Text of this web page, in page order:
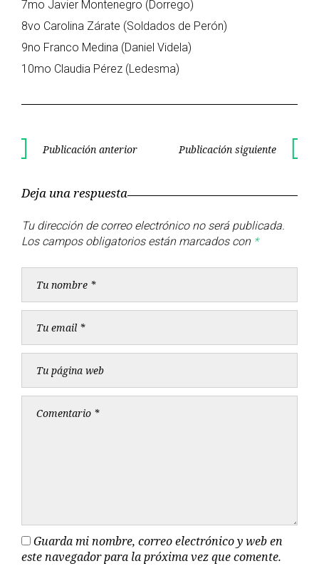
7mo Javier Montenegro (Dorrego)
8vo Carolina Zárate (Soldados de Perón)
9no Franco Medina (Daniel Videla)
10mo Claudia Pérez (Ledesma)
Navegación
entradas
Publicación anterior Publicación siguiente
Deja una respuesta
Tu dirección de correo electrónico no será publicada.
Los campos obligatorios están marcados con *
Guarda mi nombre, correo electrónico y web en
este navegador para la próxima vez que comente.